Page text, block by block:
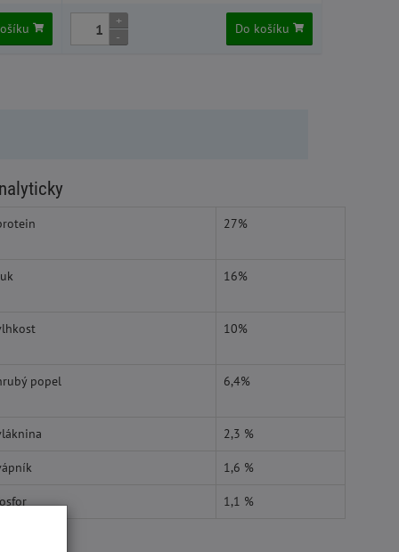
+
-
Do košíku
27%
16%
10%
popel 6,4%
2,3 %
1,6 %
1,1 %